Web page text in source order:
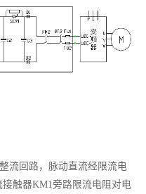
流回路，脉动直流经限流电
触器KM1旁路限流电阻对电